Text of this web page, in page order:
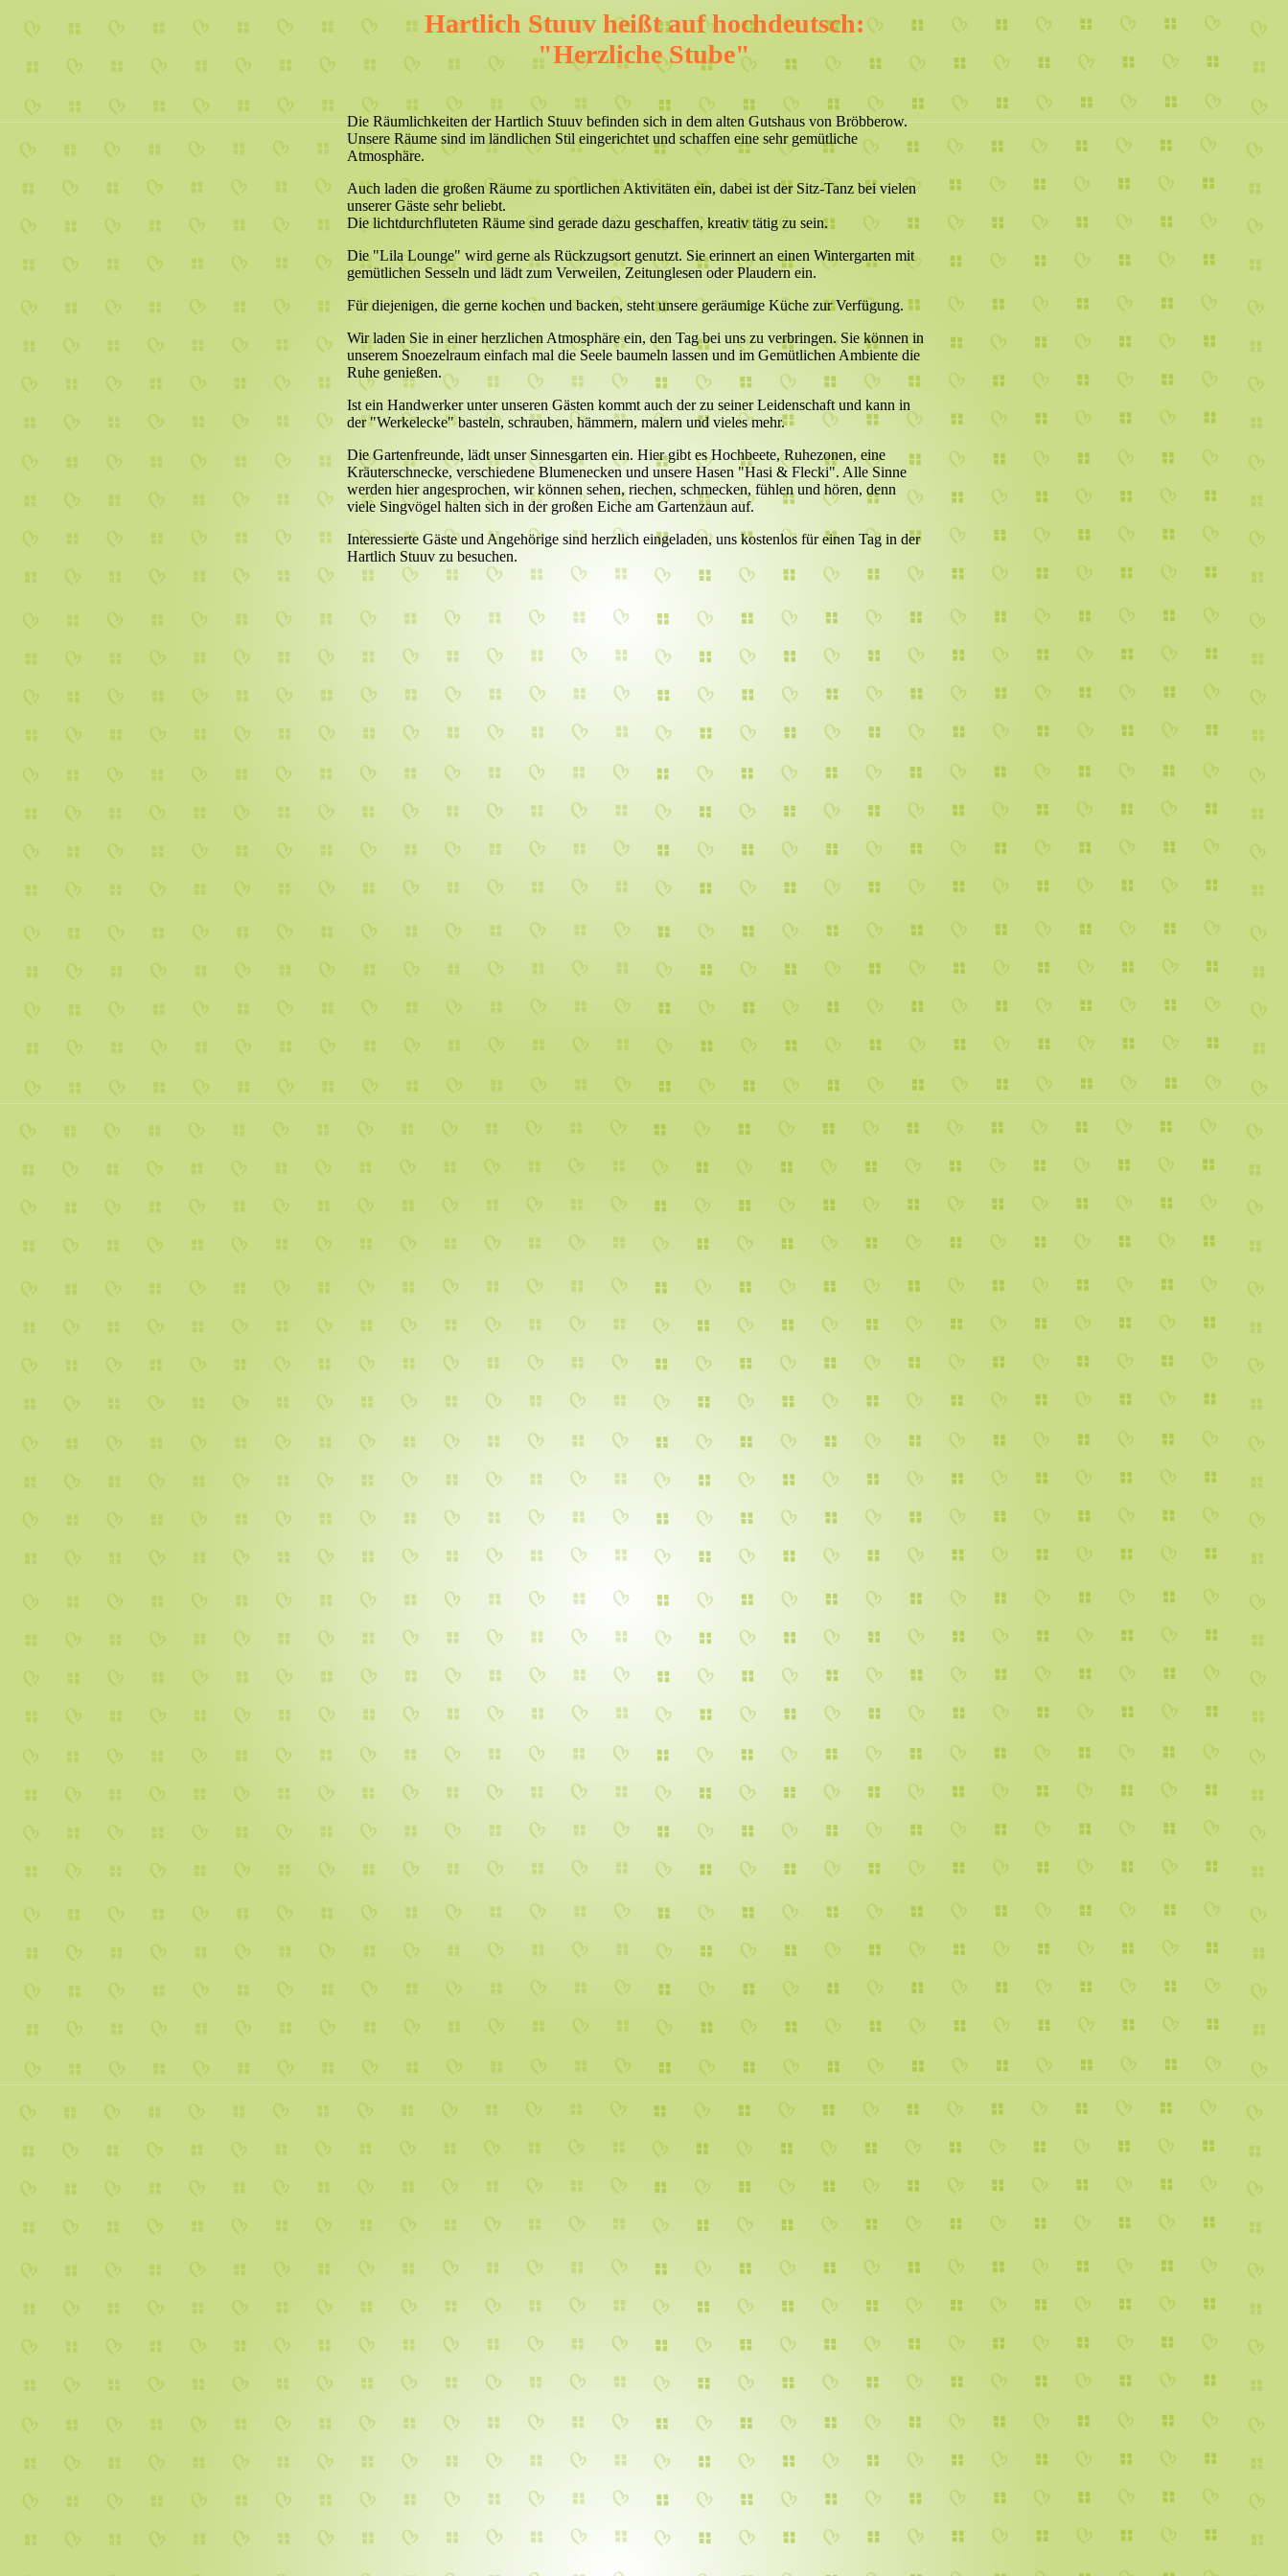
Hartlich Stuuv heißt auf hochdeutsch:
"Herzliche Stube"
Die Räumlichkeiten der Hartlich Stuuv befinden sich in dem alten Gutshaus von Bröbberow.
Unsere Räume sind im ländlichen Stil eingerichtet und schaffen eine sehr gemütliche
Atmosphäre.
Auch laden die großen Räume zu sportlichen Aktivitäten ein, dabei ist der Sitz-Tanz bei vielen
unserer Gäste sehr beliebt.
Die lichtdurchfluteten Räume sind gerade dazu geschaffen, kreativ tätig zu sein.
Die "Lila Lounge" wird gerne als Rückzugsort genutzt. Sie erinnert an einen Wintergarten mit
gemütlichen Sesseln und lädt zum Verweilen, Zeitunglesen oder Plaudern ein.
Für diejenigen, die gerne kochen und backen, steht unsere geräumige Küche zur Verfügung.
Wir laden Sie in einer herzlichen Atmosphäre ein, den Tag bei uns zu verbringen. Sie können in
unserem Snoezelraum einfach mal die Seele baumeln lassen und im Gemütlichen Ambiente die
Ruhe genießen.
Ist ein Handwerker unter unseren Gästen kommt auch der zu seiner Leidenschaft und kann in
der "Werkelecke" basteln, schrauben, hämmern, malern und vieles mehr.
Die Gartenfreunde, lädt unser Sinnesgarten ein. Hier gibt es Hochbeete, Ruhezonen, eine
Kräuterschnecke, verschiedene Blumenecken und unsere Hasen "Hasi & Flecki". Alle Sinne
werden hier angesprochen, wir können sehen, riechen, schmecken, fühlen und hören, denn
viele Singvögel halten sich in der großen Eiche am Gartenzaun auf.
Interessierte Gäste und Angehörige sind herzlich eingeladen, uns kostenlos für einen Tag in der
Hartlich Stuuv zu besuchen.
IMG_0074